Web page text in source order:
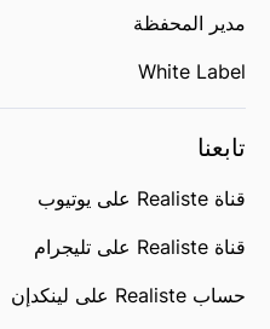
مدير المحفظة
White Label
تابعنا
قناة Realiste على يوتيوب
قناة Realiste على تليجرام
حساب Realiste على لينكدإن